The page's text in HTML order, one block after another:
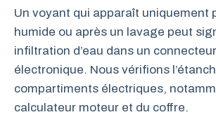
Un voyant qui apparaît uniquement
humide ou après un lavage peut
infiltration d’eau dans un
électronique. Nous vérifions
compartiments électriques,
calculateur moteur et du coffre.